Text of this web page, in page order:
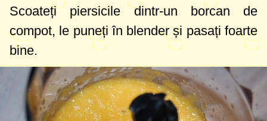
Scoateți piersicile dintr-un borcan de
compot, le puneți în blender și pasați foarte
bine.